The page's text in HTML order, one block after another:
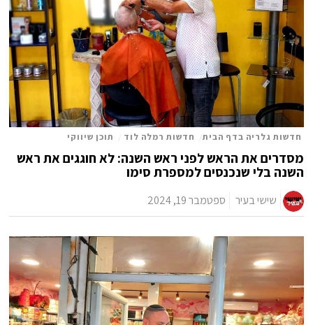
חדשות גלריה בדף הבית חדשות רמלה לוד תוכן שיווקי
מסדרים את הראש לפני ראש השנה: לא חוגגים את ראש
השנה בלי שנכנסים למספרת סימו
שישי בעיר ספטמבר 19, 2024